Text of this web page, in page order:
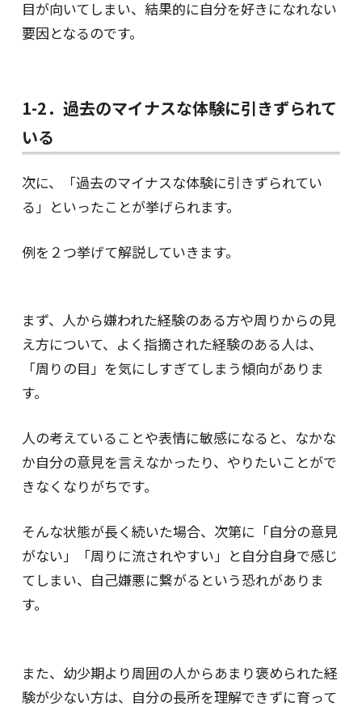
目が向いてしまい、結果的に自分を好きになれない
要因となるのです。
1-2．過去のマイナスな体験に引きずられて
いる
次に、「過去のマイナスな体験に引きずられてい
る」といったことが挙げられます。
例を２つ挙げて解説していきます。
まず、人から嫌われた経験のある方や周りからの見
え方について、よく指摘された経験のある人は、
「周りの目」を気にしすぎてしまう傾向がありま
す。
人の考えていることや表情に敏感になると、なかな
か自分の意見を言えなかったり、やりたいことがで
きなくなりがちです。
そんな状態が長く続いた場合、次第に「自分の意見
がない」「周りに流されやすい」と自分自身で感じ
てしまい、自己嫌悪に繋がるという恐れがありま
す。
また、幼少期より周囲の人からあまり褒められた経
験が少ない方は、自分の長所を理解できずに育って